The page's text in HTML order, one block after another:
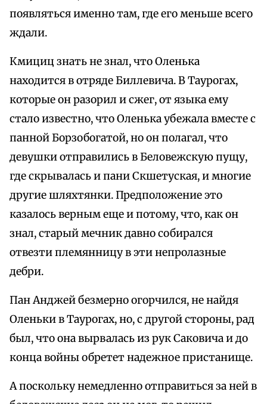
появляться именно там, где его меньше всего
ждали.
Кмициц знать не знал, что Оленька
находится в отряде Биллевича. В Таурогах,
которые он разорил и сжег, от языка ему
стало известно, что Оленька убежала вместе с
панной Борзобогатой, но он полагал, что
девушки отправились в Беловежскую пущу,
где скрывалась и пани Скшетуская, и многие
другие шляхтянки. Предположение это
казалось верным еще и потому, что, как он
знал, старый мечник давно собирался
отвезти племянницу в эти непролазные
дебри.
Пан Анджей безмерно огорчился, не найдя
Оленьки в Таурогах, но, с другой стороны, рад
был, что она вырвалась из рук Саковича и до
конца войны обретет надежное пристанище.
А поскольку немедленно отправиться за ней в